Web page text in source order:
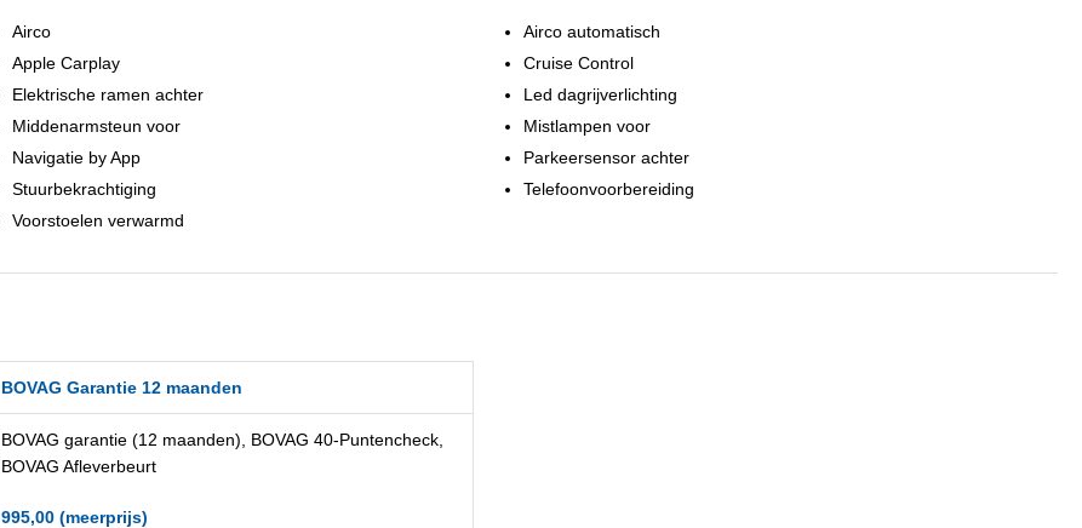
Airco
Airco automatisch
Apple Carplay
Cruise Control
Elektrische ramen achter
Led dagrijverlichting
Middenarmsteun voor
Mistlampen voor
Navigatie by App
Parkeersensor achter
Stuurbekrachtiging
Telefoonvoorbereiding
Voorstoelen verwarmd
BOVAG Garantie 12 maanden
BOVAG garantie (12 maanden), BOVAG 40-Puntencheck,
BOVAG Afleverbeurt
995,00 (meerprijs)